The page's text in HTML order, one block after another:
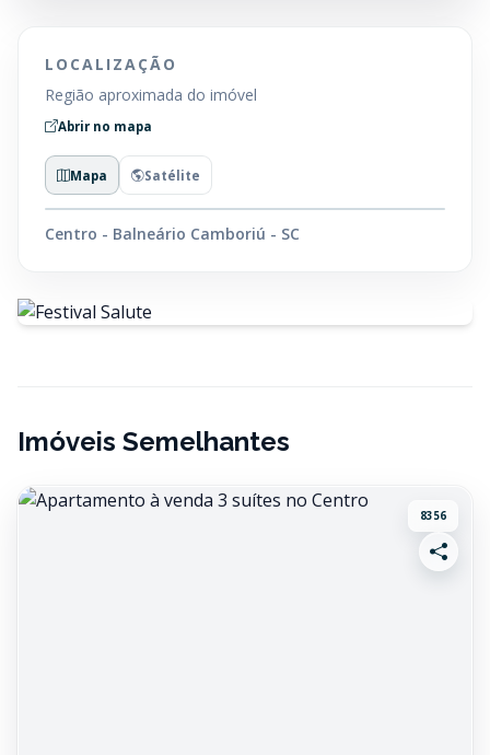
LOCALIZAÇÃO
Região aproximada do imóvel
Abrir no mapa
Mapa Satélite
Centro - Balneário Camboriú - SC
Imóveis Semelhantes
8356